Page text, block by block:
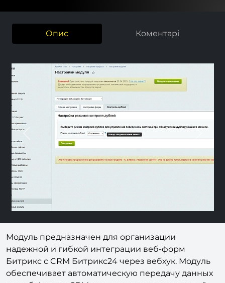
Опис Коментарі
Previous
Модуль предназначен для организации
надежной и гибкой интеграции веб-форм
Битрикс с CRM Битрикс24 через вебхук. Модуль